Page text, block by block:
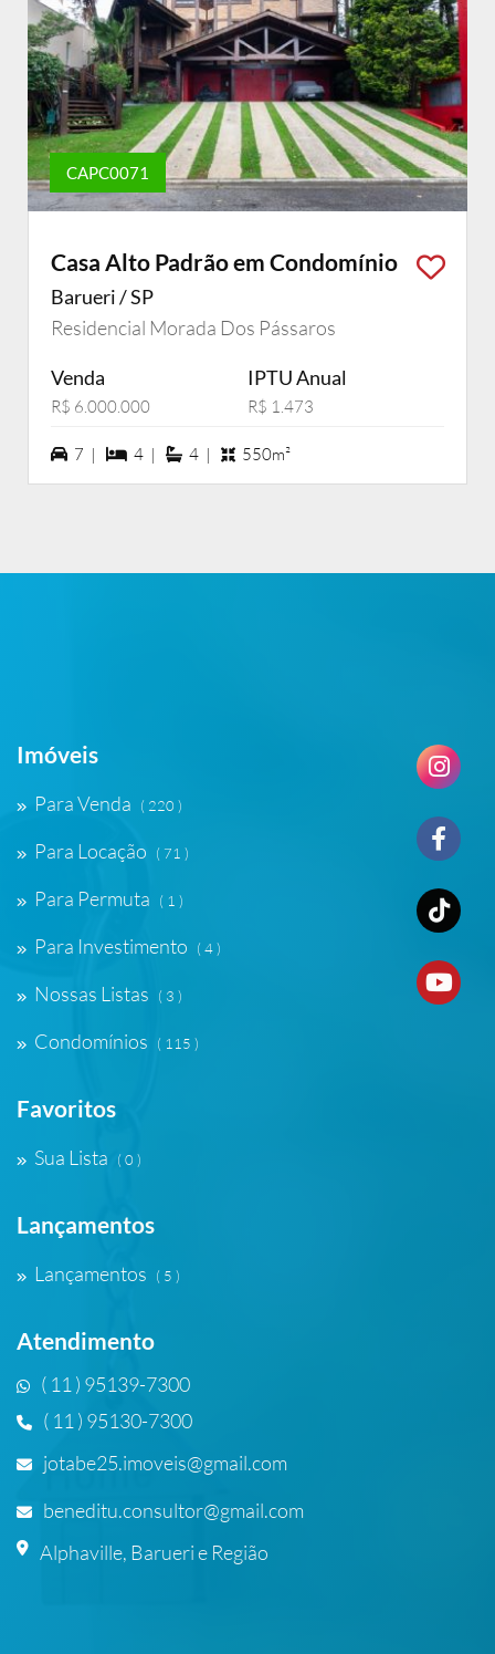
CAPC0071
Casa Alto Padrão em Condomínio
Barueri / SP
Residencial Morada Dos Pássaros
Venda
R$ 6.000.000
IPTU Anual
R$ 1.473
7 vagas na garagem
7 | 4 dormiórios
4 | 4 suítes
4 | 550m²
Imóveis
Para Venda ( 220 )
Para Locação ( 71 )
Para Permuta ( 1 )
Para Investimento ( 4 )
Nossas Listas ( 3 )
Condomínios ( 115 )
Favoritos
Sua Lista ( 0 )
Lançamentos
Lançamentos ( 5 )
Atendimento
( 11 ) 95139-7300
( 11 ) 95130-7300
jotabe25.imoveis@gmail.com
beneditu.consultor@gmail.com
Alphaville, Barueri e Região